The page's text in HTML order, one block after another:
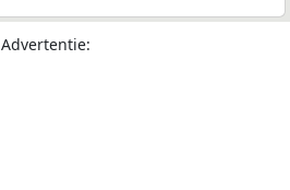
Advertentie: